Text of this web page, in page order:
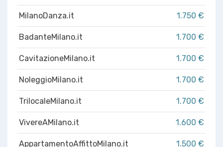
MilanoDanza.it 1.750 €
BadanteMilano.it 1.700 €
CavitazioneMilano.it 1.700 €
NoleggioMilano.it 1.700 €
TrilocaleMilano.it 1.700 €
VivereAMilano.it 1.600 €
AppartamentoAffittoMilano.it 1.500 €